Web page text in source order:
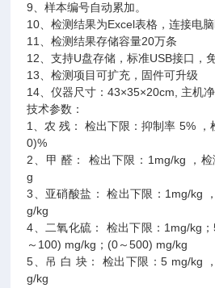
9、样本编号自动累加。
10、检测结果为Excel表格，连接电脑
11、检测结果存储容量20万条
12、支持U盘存储，标准USB接口，
13、检测项目可扩充，固件可升级
14、仪器尺寸：43×35×20cm, 主机
技术参数：
1、农 残： 检出下限：抑制率 5%
0)%
2、甲 醛： 检出下限：1mg/kg ，
g
3、亚硝酸盐： 检出下限：1mg/kg
g/kg
4、二氧化硫： 检出下限：1mg/kg
～100) mg/kg；(0～500) mg/kg
5、吊 白 块： 检出下限：5 mg/kg
g/kg